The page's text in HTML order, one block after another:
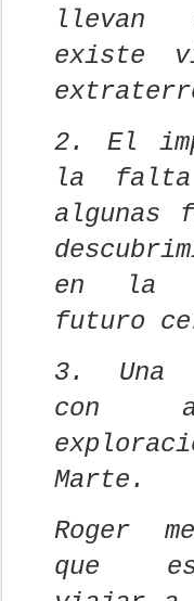
llevan
existe
2. El
la falta
algunas
en la
futuro
3. Una
con
Marte.
Roger
que